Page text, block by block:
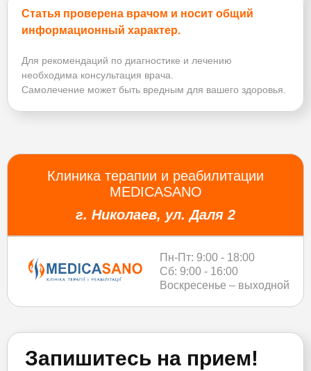
Статья проверена врачом и носит общий
информационный характер.
Для рекомендаций по диагностике и лечению
необходима консультация врача.
Самолечение может быть вредным для вашего здоровья.
Клиника терапии и реабилитации
MEDICASANO
г. Николаев, ул. Даля 2
Пн-Пт: 9:00 - 18:00
Сб: 9:00 - 16:00
Воскресенье – выходной
Запишитесь на прием!